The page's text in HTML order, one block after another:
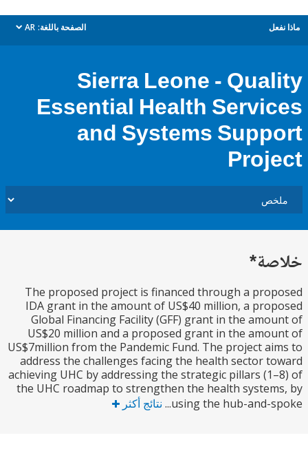
الصفحة باللغة: AR
dropdown
Sierra Leone -
Essential Health
and Systems
The proposed project is financed through a
IDA grant in the amount of US$40 million, a
Global Financing Facility (GFF) grant in the
US$20 million and a proposed grant in the
US$7million from the Pandemic Fund. The project
address the challenges facing the health sector
achieving UHC by addressing the strategic pillars
the UHC roadmap to strengthen the health
using the hub-and- نتائج أكثر